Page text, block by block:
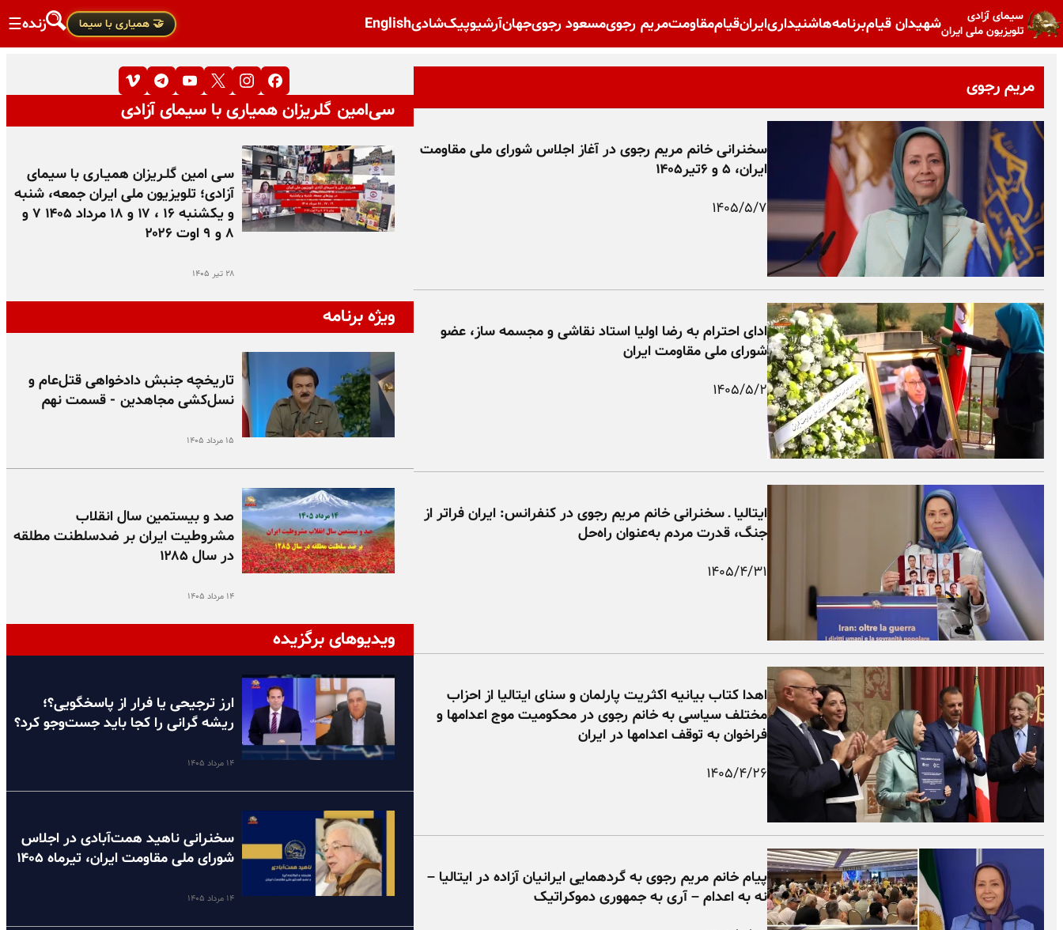
سیمای آزادی
تلویزیون ملی ایرانشهیدان قیامبرنامه‌هاشنیداریایرانقیاممقاومتمریم رجویمسعود رجویجهانآرشیوپیک‌شادیEnglish 🤝 همیاری با سیما زنده☰
مریم رجوی
سخنرانی خانم مریم رجوی در آغاز اجلاس شورای ملی مقاومت
ایران، ۵ و ۶تیر۱۴۰۵
۱۴۰۵/۵/۷
ادای احترام به رضا اولیا استاد نقاشی و مجسمه ساز، عضو
شورای ملی مقاومت ایران
۱۴۰۵/۵/۲
ایتالیا ـ سخنرانی خانم مریم رجوی در کنفرانس: ایران فراتر از
جنگ، قدرت مردم به‌عنوان راه‌حل
۱۴۰۵/۴/۳۱
اهدا کتاب بیانیه اکثریت پارلمان و سنای ایتالیا از احزاب
مختلف سیاسی به خانم رجوی در محکومیت موج اعدامها و
فراخوان به توقف اعدامها در ایران
۱۴۰۵/۴/۲۶
پیام خانم مریم رجوی به گردهمایی ایرانیان آزاده در ایتالیا –
نه به اعدام – آری به جمهوری دموکراتیک
سی‌امین گلریزان همیاری با سیمای آزادی
سـی امین گلـریزان همیـاری با سیمای
آزادی؛ تلویزیون ملی ایران جمعه، شنبه
و یکشنبه ۱۶ ، ۱۷ و ۱۸ مرداد ۱۴۰۵ ۷ و
۸ و ۹ اوت ۲۰۲۶
۲۸ تیر ۱۴۰۵
ویژه برنامه
تاریخچه جنبش دادخواهی قتل‌عام و
نسل‌کشی مجاهدین - قسمت نهم
۱۵ مرداد ۱۴۰۵
صد و بیستمین سال انقلاب
مشروطیت ایران بر ضدسلطنت مطلقه
در سال ۱۲۸۵
۱۴ مرداد ۱۴۰۵
ویدیوهای برگزیده
ارز ترجیحی یا فرار از پاسخگویی؟؛
ریشه گرانی را کجا باید جست‌وجو کرد؟
۱۴ مرداد ۱۴۰۵
سخنرانی ناهید همت‌آبادی در اجلاس
شورای ملی مقاومت ایران، تیرماه ۱۴۰۵
۱۴ مرداد ۱۴۰۵